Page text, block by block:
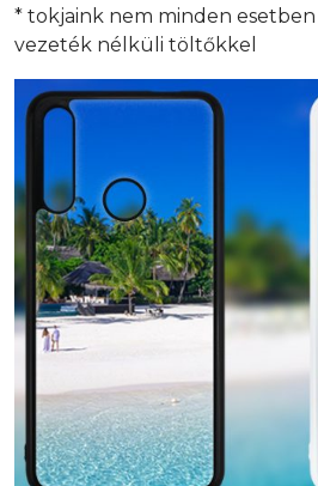
* tokjaink nem minden
vezeték nélküli töltőkkel